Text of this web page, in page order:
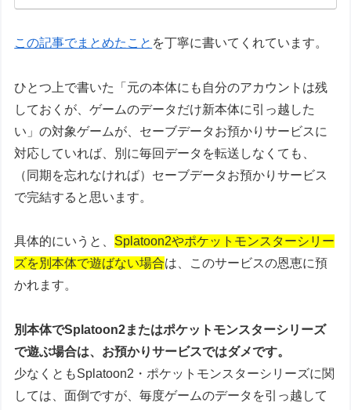
この記事でまとめたこと を丁寧に書いてくれています。
ひとつ上で書いた「元の本体にも自分のアカウントは残
しておくが、ゲームのデータだけ新本体に引っ越した
い」の対象ゲームが、セーブデータお預かりサービスに
対応していれば、別に毎回データを転送しなくても、
（同期を忘れなければ）セーブデータお預かりサービス
で完結すると思います。
具体的にいうと、 Splatoon2やポケットモンスターシリー
ズを別本体で遊ばない場合は、このサービスの恩恵に預
かれます。
別本体でSplatoon2またはポケットモンスターシリーズ
で遊ぶ場合は、お預かりサービスではダメです。
少なくともSplatoon2・ポケットモンスターシリーズに関
しては、面倒ですが、毎度ゲームのデータを引っ越して